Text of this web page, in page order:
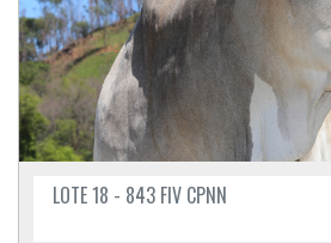
LOTE 18 - 843 FIV CPNN